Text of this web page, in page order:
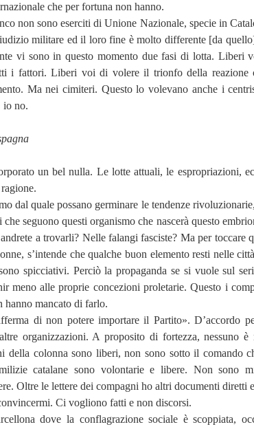
che per fortuna non hanno.
non sono eserciti di Unione Nazionale, specie in
militare ed il loro fine è molto differente [da
vi sono in questo momento due fasi di lotta. Liberi
i fattori. Liberi voi di volere il trionfo della reazione
Ma nei cimiteri. Questo lo volevano anche i
io no.
un bel nulla. Le lotte attuali, le espropriazioni,
dal quale possano germinare le tendenze
seguono questi organismo che nascerà questo
a trovarli? Nelle falangi fasciste? Ma per toccare
s’intende che qualche buon elemento resti nelle
spicciativi. Perciò la propaganda se si vuole sul
meno alle proprie concezioni proletarie. Questo i
hanno mancato di farlo.
di non potere importare il Partito». D’accordo
organizzazioni. A proposito di fortezza, nessuno è
della colonna sono liberi, non sono sotto il comando
catalane sono volontarie e libere. Non sono
Oltre le lettere dei compagni ho altri documenti diretti
Ci vogliono fatti e non discorsi.
dove la conflagrazione sociale è scoppiata,